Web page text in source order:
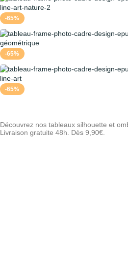
-65%
-65%
-65%
Découvrez nos tableaux silhouette et
Livraison gratuite 48h. Dès 9,90€.